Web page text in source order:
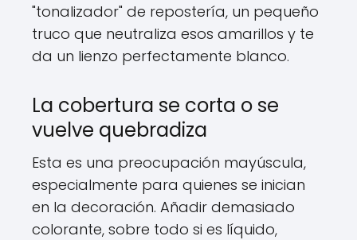
"tonalizador" de repostería, un pequeño
truco que neutraliza esos amarillos y te
da un lienzo perfectamente blanco.
La cobertura se corta o se
vuelve quebradiza
Esta es una preocupación mayúscula,
especialmente para quienes se inician
en la decoración. Añadir demasiado
colorante, sobre todo si es líquido,